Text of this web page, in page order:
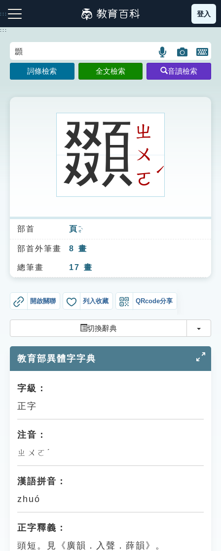
到
主
:::
注音索引圖示 筆畫索引圖示 部首索引表圖示
索引選單
知識索引
單字索引
貓頭鷹博士
登入
:::
語
言
搜
示
圖
片
搜
開
鍵
圖
詞條檢索 全文檢索 音讀檢索
䫎ㄓ
ㄨ
ㄛ
ˊ
部首 頁 ㄧㄝˋ
部首外筆畫 8 畫
總筆畫 17 畫
開啟關聯 列入收藏 QRcode分享
切換辭典 切換
教育部異體字字典
字級：
正字
注音：
ㄓㄨㄛˊ
漢語拼音：
zhuó
正字釋義：
頭短。見《廣韻．入聲．薛韻》。